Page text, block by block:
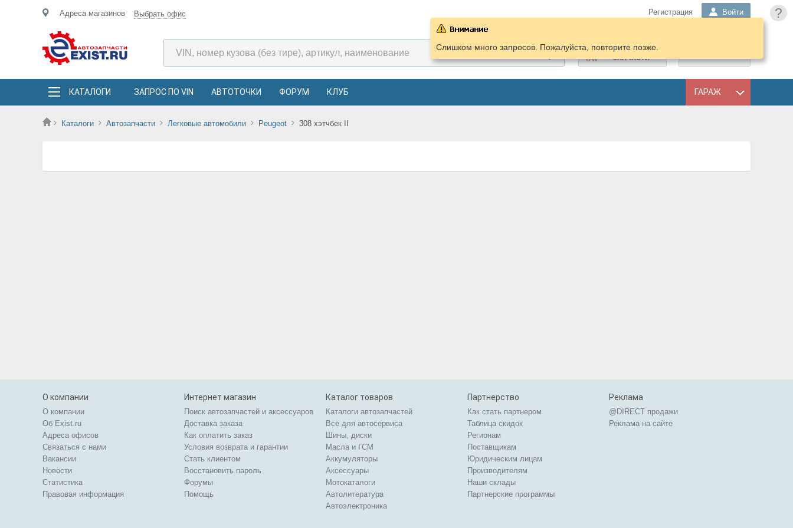
?
Адреса магазинов Выбрать офис Регистрация Войти
ПОДОБРАТЬ
ЗАПЧАСТИ
КАТАЛОГИ ЗАПРОС ПО VIN АВТОТОЧКИ ФОРУМ КЛУБ ГАРАЖ
Каталоги Автозапчасти Легковые автомобили Peugeot 308 хэтчбек II
Слишком много запросов. Пожалуйста, повторите позже.
О компании
О компании
Об Exist.ru
Адреса офисов
Связаться с нами
Вакансии
Новости
Статистика
Правовая информация
Интернет магазин
Поиск автозапчастей и аксессуаров
Доставка заказа
Как оплатить заказ
Условия возврата и гарантии
Стать клиентом
Восстановить пароль
Форумы
Помощь
Каталог товаров
Каталоги автозапчастей
Все для автосервиса
Шины, диски
Масла и ГСМ
Аккумуляторы
Аксессуары
Мотокаталоги
Автолитература
Автоэлектроника
Партнерство
Как стать партнером
Таблица скидок
Регионам
Поставщикам
Юридическим лицам
Производителям
Наши склады
Партнерские программы
Реклама
@DIRECT продажи
Реклама на сайте